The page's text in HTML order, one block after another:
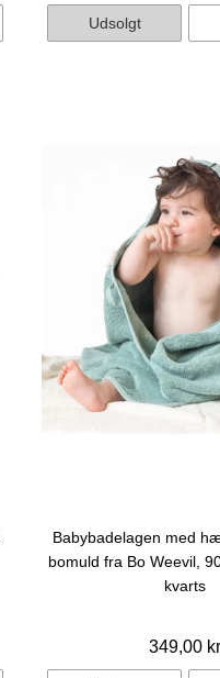
Udsolgt
Babybadelagen med
bomuld fra Bo Weevil,
kvarts
349,00 kr